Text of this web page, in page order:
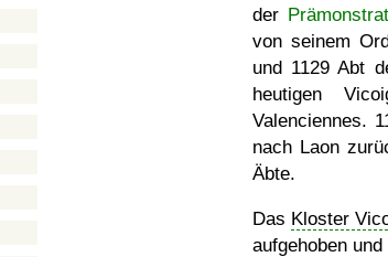
der
von seinem
und 1129 Abt
heutigen
Valenciennes.
nach Laon
Äbte.
Das Kloster
aufgehoben